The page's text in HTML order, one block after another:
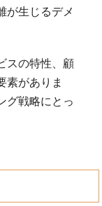
が生じるデメ
スの特性、顧
素がありま
グ戦略にとっ